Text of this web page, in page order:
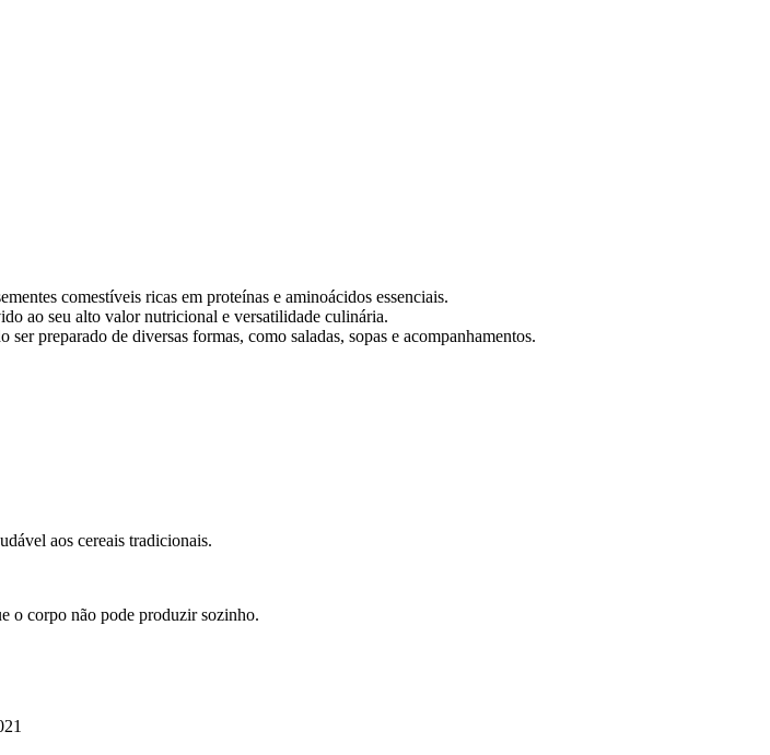
comestíveis ricas em proteínas e aminoácidos essenciais.
ao seu alto valor nutricional e versatilidade culinária.
preparado de diversas formas, como saladas, sopas e acompanhamentos.
aos cereais tradicionais.
o corpo não pode produzir sozinho.